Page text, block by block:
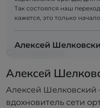
Так состоялся наш
кажется, это только
Алексей
Алексей
Алексей Шелковский
вдохновитель сети